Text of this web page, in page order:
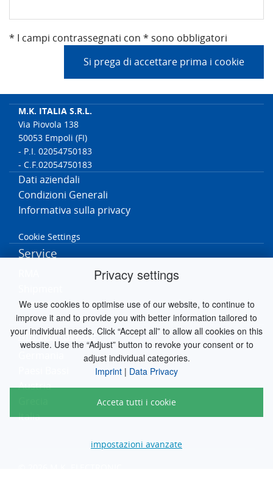
Privacy settings
We use cookies to optimise use of our website, to continue to
improve it and to provide you with better information tailored to
your individual needs. Click “Accept all” to allow all cookies on this
website. Use the “Adjust” button to revoke your consent or to
adjust individual categories.
Imprint | Data Privacy
Acceta tutti i cookie
impostazioni avanzate
* I campi contrassegnati con * sono obbligatori
Si prega di accettare prima i cookie
M.K. ITALIA S.R.L.
Via Piovola 138
50053 Empoli (FI)
- P.I. 02054750183
- C.F.02054750183
Dati aziendali
Condizioni Generali
Informativa sulla privacy
Cookie Settings
Service
Contact
MK worldwide
Austria
Italia